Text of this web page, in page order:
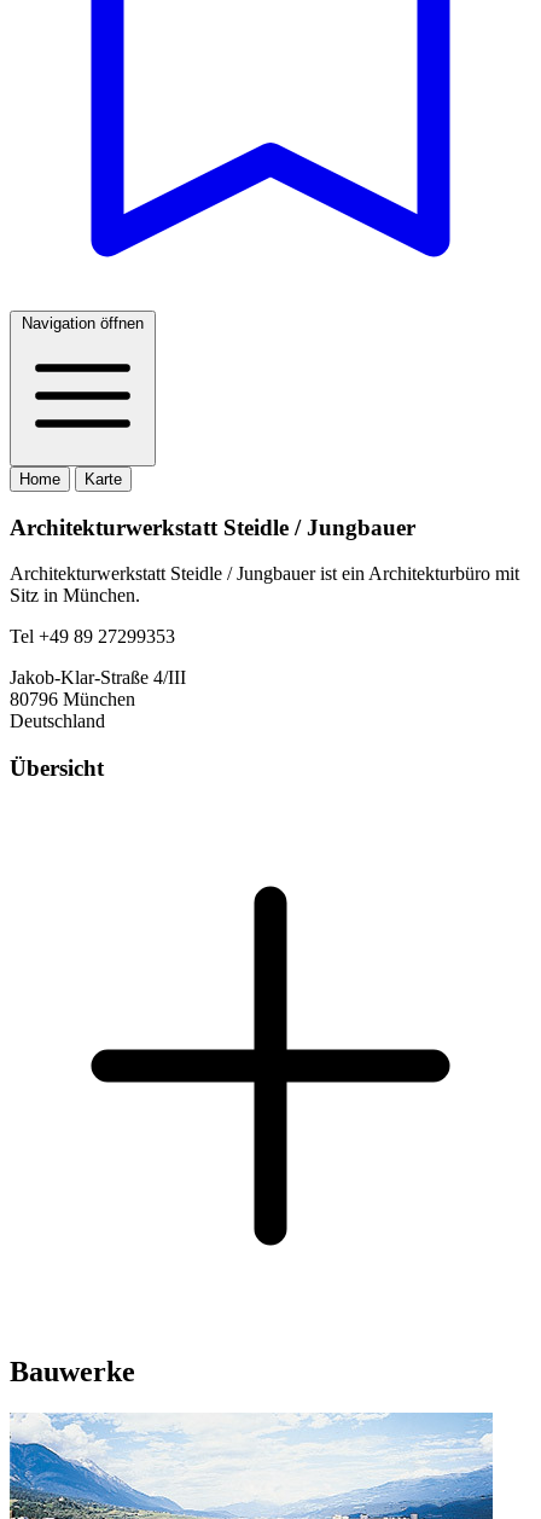
Navigation öffnen
Home Karte
Architekturwerkstatt Steidle / Jungbauer
Architekturwerkstatt Steidle / Jungbauer ist ein Architekturbüro mit
Sitz in München.
Tel +49 89 27299353
Jakob-Klar-Straße 4/III
80796 München
Deutschland
Übersicht
Bauwerke